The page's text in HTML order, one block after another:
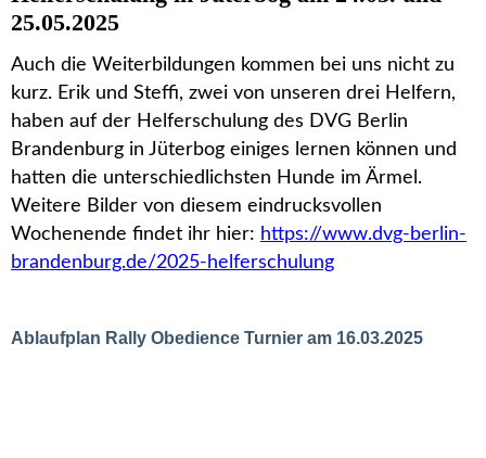
25.05.2025
Auch die Weiterbildungen kommen bei uns nicht zu
kurz. Erik und Steffi, zwei von unseren drei Helfern,
haben auf der Helferschulung des DVG Berlin
Brandenburg in Jüterbog einiges lernen können und
hatten die unterschiedlichsten Hunde im Ärmel.
Weitere Bilder von diesem eindrucksvollen
Wochenende findet ihr hier: https://www.dvg-berlin-
brandenburg.de/2025-helferschulung
Ablaufplan Rally Obedience Turnier am 16.03.2025